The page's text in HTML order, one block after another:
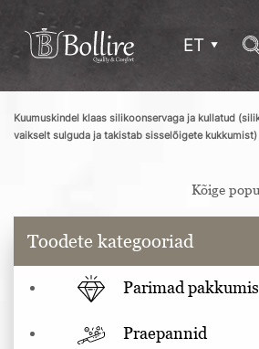
ET
Kuumuskindel klaas silikoonservaga ja kullatud
vaikselt sulguda ja takistab sisselõigete kukkumist)
Toodete kategooriad
Parimad
Praepannid